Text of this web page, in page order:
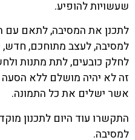
שעשויות להופיע.
לתכנן את המסיבה, לתאם עם
למסיבה, לעצב מתוחכם, חדש,
לחלק כובעים, לתת מתנות
זה לא יהיה מושלם ללא
אשר ישלים את כל התמונה.
התקשרו עוד היום לתכנון
למסיבה.